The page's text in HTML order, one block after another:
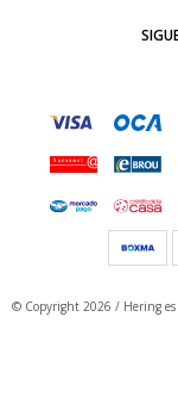
© Copyright 2026 / Hering